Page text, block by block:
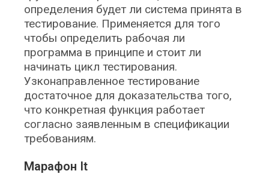
определения будет ли система принята в
тестирование. Применяется для того
чтобы определить рабочая ли
программа в принципе и стоит ли
начинать цикл тестирования.
Узконаправленное тестирование
достаточное для доказательства того,
что конкретная функция работает
согласно заявленным в спецификации
требованиям.
Марафон It